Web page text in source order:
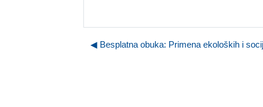
◀︎ Besplatna obuka: Primena ekoloških i